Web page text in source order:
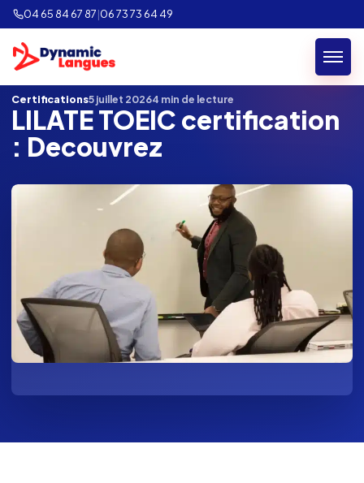
04 65 84 67 87|06 73 73 64 49
Retour au blog
Certifications5 juillet 20264 min de lecture
LILATE TOEIC certification
: Decouvrez